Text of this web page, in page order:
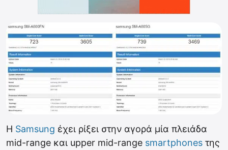
Η Samsung έχει ρίξει στην αγορά μία πλειάδα
mid-range και upper mid-range smartphones της